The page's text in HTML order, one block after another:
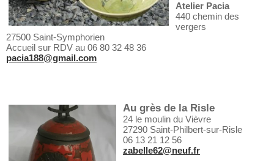
Atelier Pacia
440 chemin des
vergers
27500 Saint-Symphorien
Accueil sur RDV au 06 80 32 48 36
pacia188@gmail.com
Au grès de la Risle
24 le moulin du Vièvre
27290 Saint-Philbert-sur-Risle
06 13 21 12 56
zabelle62@neuf.fr